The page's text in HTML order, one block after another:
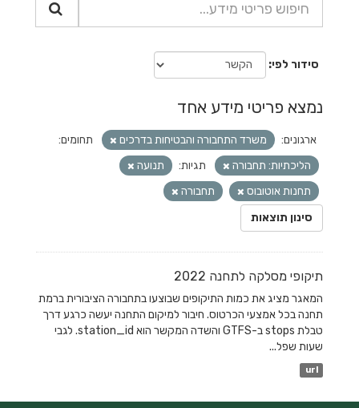
סידור לפי
נמצא פריטי מידע אחד
ארגונים: משרד התחבורה והבטיחות בדרכים
תחומים:
הליכתיות: תחבורה
תגיות:
תנועה
תחנות אוטובוס
תחבורה
סינון תוצאות
תיקופי מסלקה לתחנה 2022
המאגר מציג את כמות התיקופים שבוצעו בתחבורה הציבורית ברמת
תחנה בכל אמצעי הכרטוס. חיבור למיקום התחנה יעשה כרגע דרך
טבלת stops ב-GTFS והשדה המקשר הוא station_id. לגבי
שעות שפל...
url